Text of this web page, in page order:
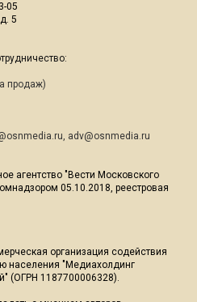
05
5
продаж)
, adv@osnmedia.ru
агентство "Вести Московского
05.10.2018, реестровая
организация содействия
населения "Медиахолдинг
(ОГРН 1187700006328).